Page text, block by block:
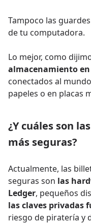
Tampoco las
de tu computadora.
Lo mejor, como
almacenamiento
conectados al
papeles o en placas
¿Y cuáles son
más seguras?
Actualmente, las
seguras son las
Ledger, pequeños
las claves privadas
riesgo de piratería y